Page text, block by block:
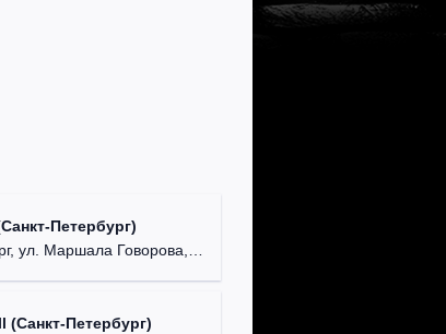
Петербург)
ул. Маршала Говорова, д. 47.
(Санкт-Петербург)